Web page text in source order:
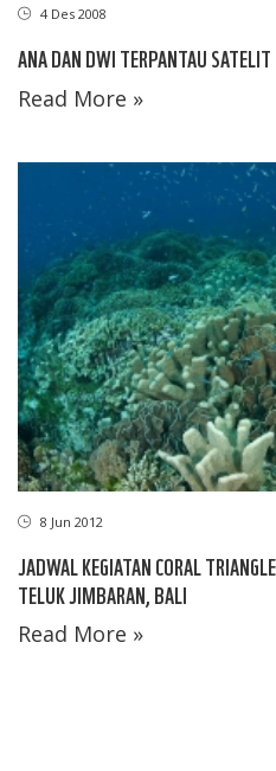
4 Des 2008
ANA DAN DWI TERPANTAU SATELIT
Read More »
8 Jun 2012
JADWAL KEGIATAN CORAL
TELUK JIMBARAN, BALI
Read More »